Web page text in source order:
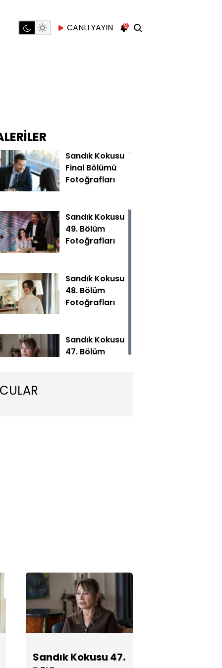
CANLI YAYIN 9
Sandık Kokusu
Final Bölümü
Fotoğrafları
Sandık Kokusu
49. Bölüm
Fotoğrafları
Sandık Kokusu
48. Bölüm
Fotoğrafları
Sandık Kokusu
47. Bölüm
Sandık Kokusu
43. Bölüm
Fotoğrafları
42. Bölüm
Sandık Kokusu 47.